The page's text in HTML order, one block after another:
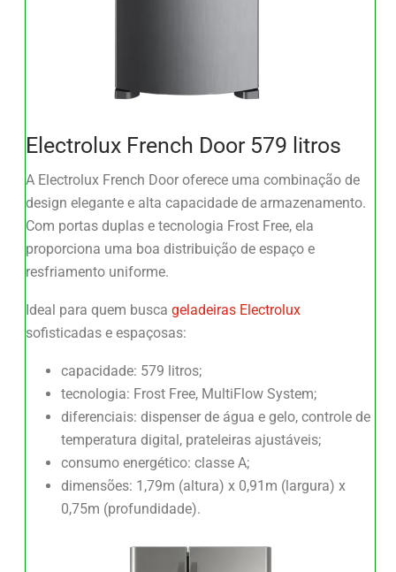
Electrolux French Door 579 litros
A Electrolux French Door oferece uma combinação de
design elegante e alta capacidade de armazenamento.
Com portas duplas e tecnologia Frost Free, ela
proporciona uma boa distribuição de espaço e
resfriamento uniforme.
Ideal para quem busca geladeiras Electrolux
sofisticadas e espaçosas:
capacidade: 579 litros;
tecnologia: Frost Free, MultiFlow System;
diferenciais: dispenser de água e gelo, controle de
temperatura digital, prateleiras ajustáveis;
consumo energético: classe A;
dimensões: 1,79m (altura) x 0,91m (largura) x
0,75m (profundidade).